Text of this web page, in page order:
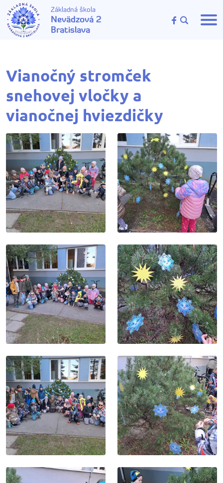
Základná škola
Nevädzová 2
Bratislava
Vianočný stromček
snehovej vločky a
vianočnej hviezdičky